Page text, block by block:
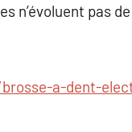
n’évoluent pas
a-dent-